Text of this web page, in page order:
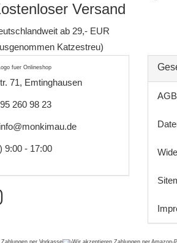
Versand
ab 29,- EUR
Katzestreu)
71, Emtinghausen
260 98 23
info@monkimau.de
9:00 - 17:00
AGB